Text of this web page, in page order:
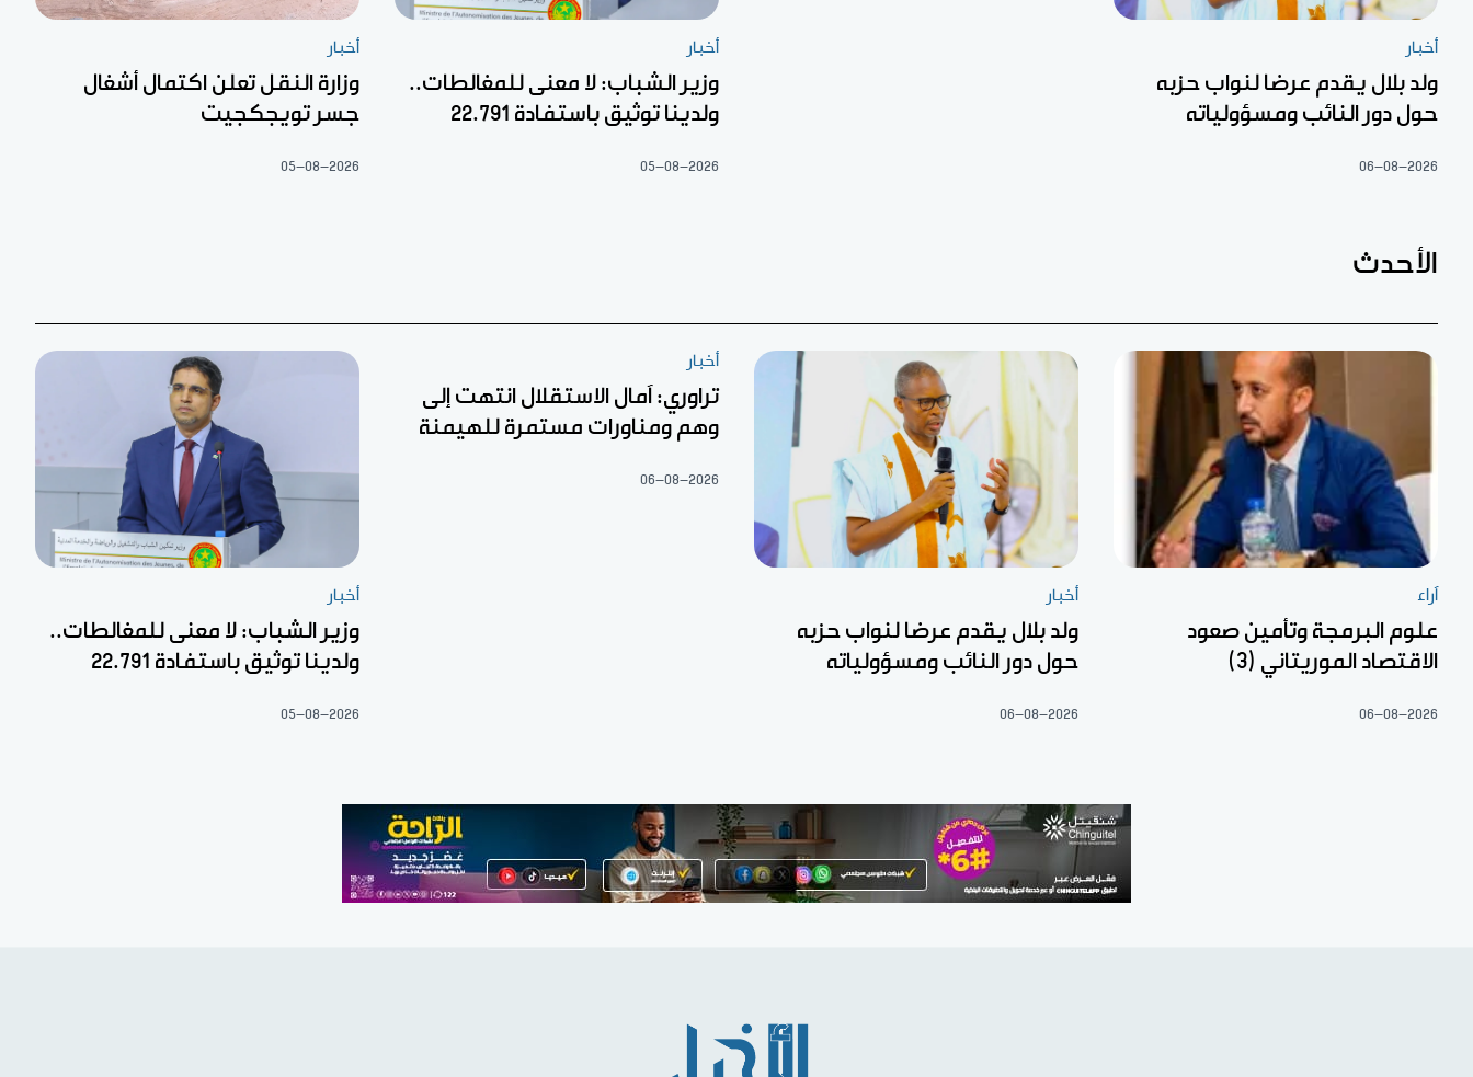
أخبار
ولد بلال يقدم عرضا لنواب حزبه
حول دور النائب ومسؤولياته
06-08-2026
أخبار
وزير الشباب: لا معنى للمغالطات..
ولدينا توثيق باستفادة 22.791
05-08-2026
أخبار
وزارة النقل تعلن اكتمال أشغال
جسر تويجكجيت
05-08-2026
الأحدث
آراء
علوم البرمجة وتأمين صعود
الاقتصاد الموريتاني (3)
06-08-2026
أخبار
ولد بلال يقدم عرضا لنواب حزبه
حول دور النائب ومسؤولياته
06-08-2026
أخبار
تراوري: آمال الاستقلال انتهت إلى
وهم ومناورات مستمرة للهيمنة
06-08-2026
أخبار
وزير الشباب: لا معنى للمغالطات..
ولدينا توثيق باستفادة 22.791
05-08-2026